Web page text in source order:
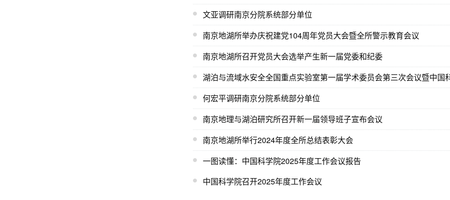
文亚调研南京分院系统部分单位
南京地湖所举办庆祝建党104周年党员大会暨全所警示教育会议
南京地湖所召开党员大会选举产生新一届党委和纪委
何宏平调研南京分院系统部分单位
南京地理与湖泊研究所召开新一届领导班子宣布会议
南京地湖所举行2024年度全所总结表彰大会
一图读懂：中国科学院2025年度工作会议报告
中国科学院召开2025年度工作会议